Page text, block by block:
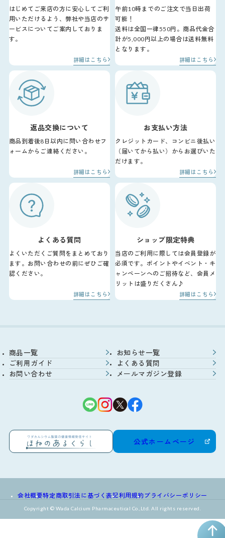
はじめてご来店の方に安心してご利
用いただけるよう、弊社や当店のサ
ービスについてご案内しておりま
す。
詳細はこちら
午前10時までのご注文で当日出荷
可能！
送料は全国一律550円。商品代金合
計が5,000円以上の場合は送料無料
となります。
詳細はこちら
返品交換について
商品到着後8日以内に問い合わせフ
ォームからご連絡ください。
詳細はこちら
お支払い方法
クレジットカード、コンビニ後払い
（届いてから払い）からお選びいた
だけます。
詳細はこちら
よくある質問
よくいただくご質問をまとめており
ます。お問い合わせの前にぜひご確
認ください。
詳細はこちら
ショップ限定特典
当店のご利用に際しては会員登録が
必須です。ポイントやイベント・キ
ャンペーンへのご招待など、会員メ
リットは盛りだくさん♪
詳細はこちら
商品一覧
お知らせ一覧
ご利用ガイド
よくある質問
お問い合わせ
メールマガジン登録
公式ホームページ
会社概要特定商取引法に基づく表記利用規約 プライバシーポリシー
Copyright © Wada Calcium Pharmaceutical Co.,Ltd. All rights reserved.